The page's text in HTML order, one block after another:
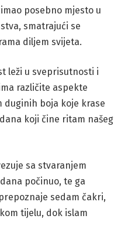
posebno mjesto u
smatrajući se
diljem svijeta.
leži u sveprisutnosti i
različite aspekte
duginih boja koje krase
koji čine ritam našeg
sa stvaranjem
počinuo, te ga
sedam čakri,
tijelu, dok islam